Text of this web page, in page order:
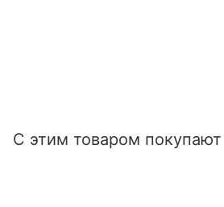
С этим товаром покупают